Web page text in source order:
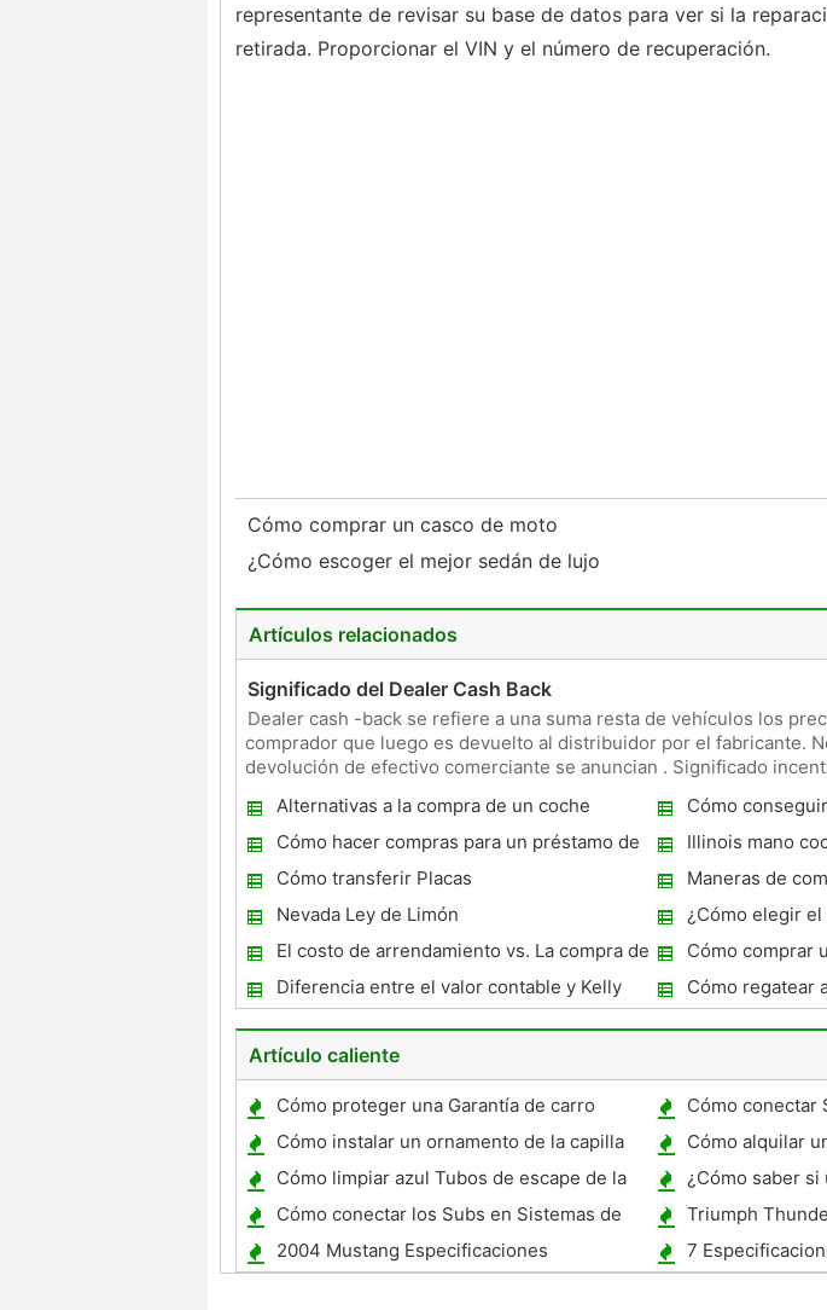
representante de revisar su base de datos para ver si la
retirada. Proporcionar el VIN y el número de recuperación.
Cómo comprar un casco de moto
¿Cómo escoger el mejor sedán de lujo
Artículos relacionados
Significado del Dealer Cash Back
Dealer cash -back se refiere a una suma resta de vehículos los
comprador que luego es devuelto al distribuidor por el fabricante.
devolución de efectivo comerciante se anuncian . Significado
Alternativas a la compra de un coche
Cómo
Cómo hacer compras para un préstamo de
coche
Illinois mano
Cómo transferir Placas
Maneras de
Nevada Ley de Limón
¿Cómo elegir
Convertible
El costo de arrendamiento vs. La compra de
un coche
Cómo comprar
ingresos
Diferencia entre el valor contable y Kelly
Blue Book valor
Cómo regatear
Artículo caliente
Cómo proteger una Garantía de carro
Cómo conectar
Lámparas
Cómo instalar un ornamento de la capilla
Cómo alquilar
coche
Cómo limpiar azul Tubos de escape de la
motocicleta
¿Cómo saber si
entrada sin llave
Cómo conectar los Subs en Sistemas de
Estéreo
Triumph
2004 Mustang Especificaciones
7